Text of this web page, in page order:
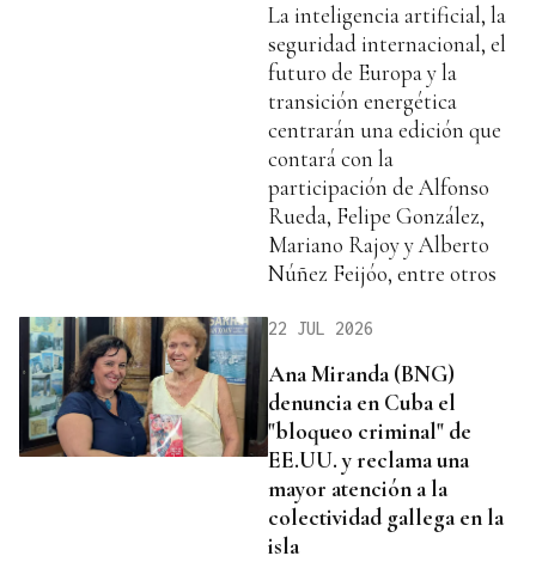
La inteligencia artificial, la
seguridad internacional, el
futuro de Europa y la
transición energética
centrarán una edición que
contará con la
participación de Alfonso
Rueda, Felipe González,
Mariano Rajoy y Alberto
Núñez Feijóo, entre otros
22 JUL 2026
Ana Miranda (BNG)
denuncia en Cuba el
"bloqueo criminal" de
EE.UU. y reclama una
mayor atención a la
colectividad gallega en la
isla